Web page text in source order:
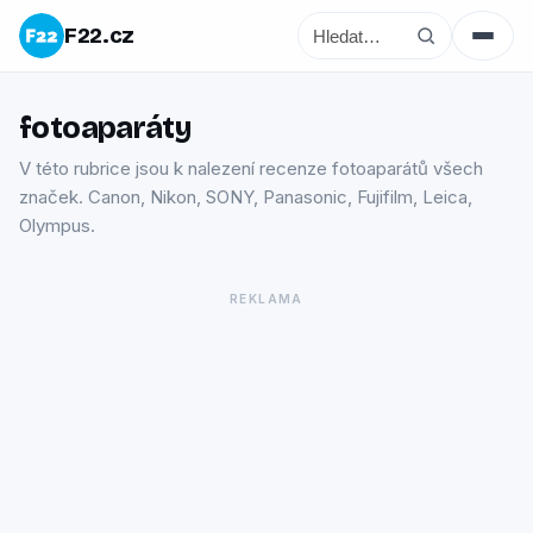
F22.cz
fotoaparáty
V této rubrice jsou k nalezení recenze fotoaparátů všech
značek. Canon, Nikon, SONY, Panasonic, Fujifilm, Leica,
Olympus.